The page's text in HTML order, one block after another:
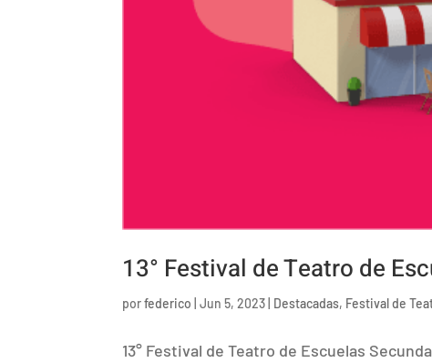
13° Festival de Teatro de
porfederico |Jun 5, 2023 Destacadas, Festival de
13° Festival de Teatro de Escuelas